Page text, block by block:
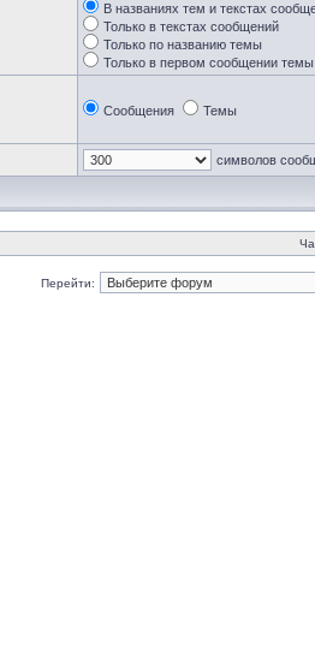
В названиях тем и текстах
Только в текстах сообщений
Только по названию темы
Только в первом сообщении темы
Сообщения Темы
символов
Перейти: